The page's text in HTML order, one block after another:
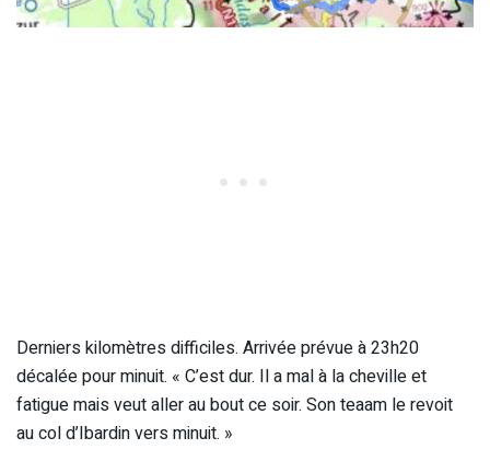
Derniers kilomètres difficiles. Arrivée prévue à 23h20
décalée pour minuit. « C’est dur. Il a mal à la cheville et
fatigue mais veut aller au bout ce soir. Son teaam le revoit
au col d’Ibardin vers minuit. »